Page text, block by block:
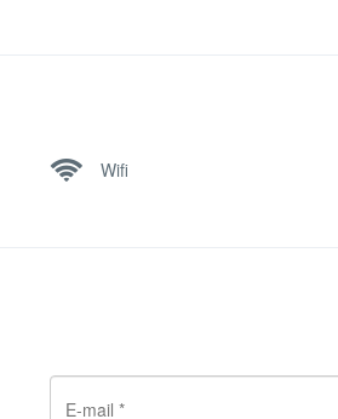
Wifi